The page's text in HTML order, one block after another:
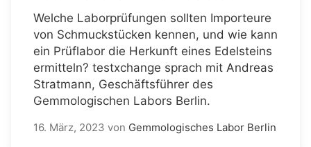
Welche Laborprüfungen sollten Importeure
von Schmuckstücken kennen, und wie kann
ein Prüflabor die Herkunft eines Edelsteins
ermitteln? testxchange sprach mit Andreas
Stratmann, Geschäftsführer des
Gemmologischen Labors Berlin.
16. März, 2023 von Gemmologisches Labor Berlin